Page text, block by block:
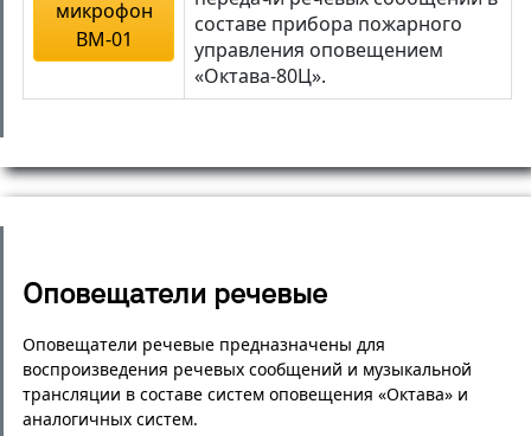
микрофон
ВМ-01
составе прибора пожарного
управления оповещением
«Октава-80Ц».
Оповещатели речевые
Оповещатели речевые предназначены для
воспроизведения речевых сообщений и музыкальной
трансляции в составе систем оповещения «Октава» и
аналогичных систем.